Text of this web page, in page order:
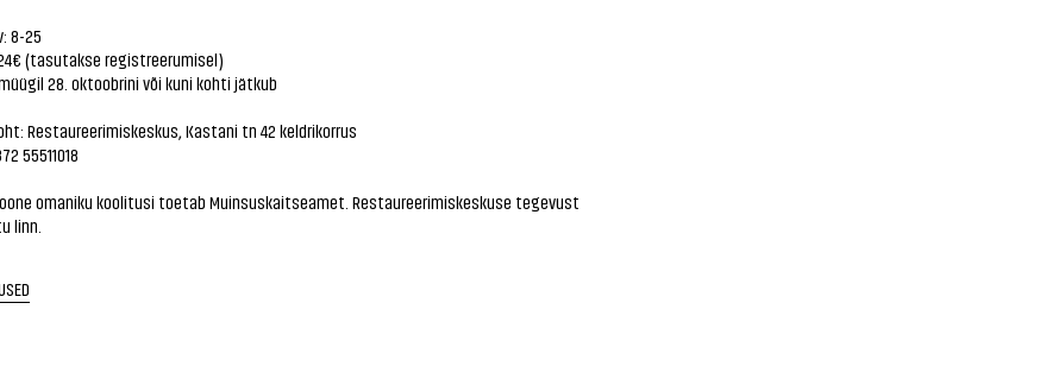
8-25
(tasutakse registreerumisel)
28. oktoobrini või kuni kohti jätkub
Restaureerimiskeskus, Kastani tn 42 keldrikorrus
55511018
omaniku koolitusi toetab Muinsuskaitseamet. Restaureerimiskeskuse tegevust
linn.